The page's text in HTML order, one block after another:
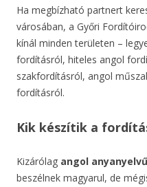
Ha megbízható partnert
városában, a Győri
kínál minden területen –
fordításról, hiteles angol
szakfordításról, angol
fordításról.
Kik készítik a
Kizárólag angol
beszélnek magyarul, de